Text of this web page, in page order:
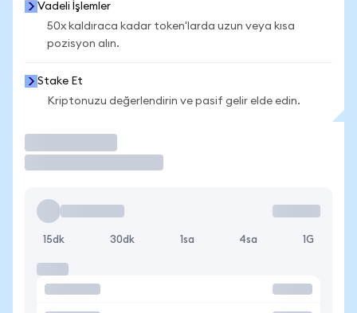
Vadeli İşlemler
50x kaldıraca kadar token'larda uzun veya kısa
pozisyon alın.
Stake Et
Kriptonuzu değerlendirin ve pasif gelir elde edin.
15dk 30dk 1sa 4sa 1G